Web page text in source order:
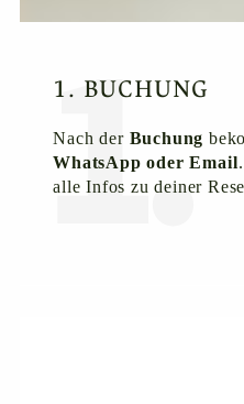
1. BUCHUNG
Nach der Buchung
WhatsApp oder Email
alle Infos zu deiner